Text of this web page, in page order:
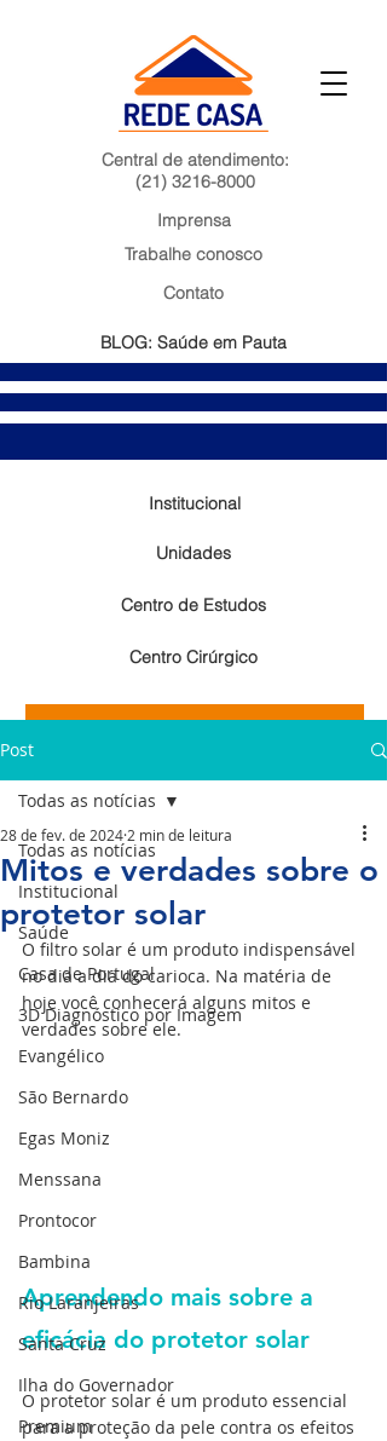
Central de atendimento:
(21) 3216-8000
Unidades
Centro Cirúrgico
Centro de Estudos
Institucional
Imprensa
Trabalhe conosco
Contato
BLOG: Saúde em Pauta
Resultados de exames laboratoriais
Post
Todas as notícias
Institucional
Saúde
Casa de Portugal
3D Diagnóstico por Imagem
Evangélico
São Bernardo
Egas Moniz
Menssana
Prontocor
Bambina
Rio Laranjeiras
Santa Cruz
Ilha do Governador
Premium
Todas as notícias
Mitos e verdades sobre o
protetor solar
28 de fev. de 2024 2 min de leitura
O filtro solar é um produto indispensável
no dia a dia do carioca. Na matéria de
hoje você conhecerá alguns mitos e
verdades sobre ele.
Aprendendo mais sobre a
eficácia do protetor solar
O protetor solar é um produto essencial
para a proteção da pele contra os efeitos